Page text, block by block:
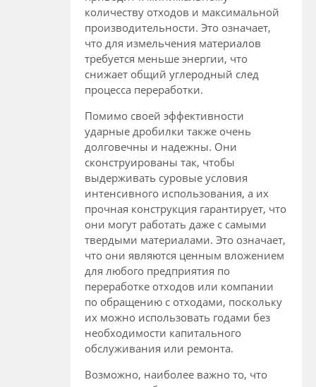
количеству отходов и максимальной
производительности. Это означает,
что для измельчения материалов
требуется меньше энергии, что
снижает общий углеродный след
процесса переработки.
Помимо своей эффективности
ударные дробилки также очень
долговечны и надежны. Они
сконструированы так, чтобы
выдерживать суровые условия
интенсивного использования, а их
прочная конструкция гарантирует, что
они могут работать даже с самыми
твердыми материалами. Это означает,
что они являются ценным вложением
для любого предприятия по
переработке отходов или компании
по обращению с отходами, поскольку
их можно использовать годами без
необходимости капитального
обслуживания или ремонта.
Возможно, наиболее важно то, что